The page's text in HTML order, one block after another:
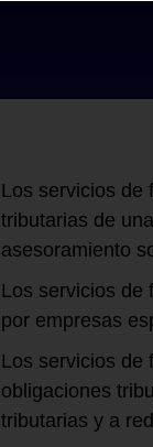
Los servicios de
tributarias de
asesoramiento
Los servicios de
por empresas
Los servicios de
obligaciones
tributarias y a